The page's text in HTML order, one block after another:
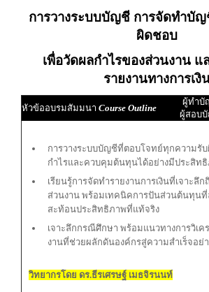
การวางระบบบัญชี การจัดทำบั
ผิดชอบ
เพื่อวัดผลกำไรของส่วนงาน แ
รายงานทางการเงิ
หัวข้ออบรมสัมมนา Course Outline
ผู้ทำบั
ผู้สอบ
การวางระบบบัญชีที่ตอบโจทย์ทุกความรับ
กำไรและควบคุมต้นทุนได้อย่างมีประสิท
เรียนรู้การจัดทำรายงานการเงินที่เจาะลึ
ส่วนงาน พร้อมเทคนิคการปันส่วนต้นทุน
สะท้อนประสิทธิภาพที่แท้จริง
เจาะลึกกรณีศึกษา พร้อมแนวทางการวิเค
งานที่ช่วยผลักดันองค์กรสู่ความสำเร็จอย่
วิทยากรโดย ดร.ธีรเศรษฐ์ เมธจิรนนท์